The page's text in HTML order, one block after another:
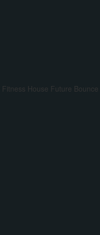
Fitness House Future Bounce